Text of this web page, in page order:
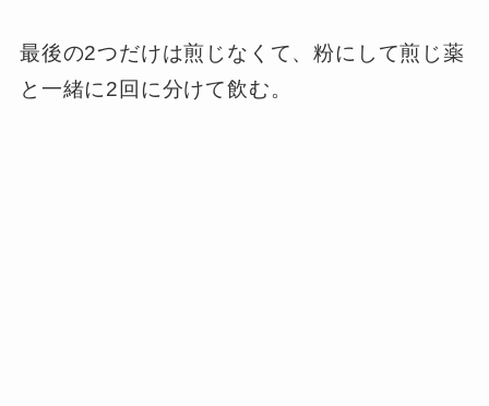
最後の2つだけは煎じなくて、粉にして煎じ薬
と一緒に2回に分けて飲む。